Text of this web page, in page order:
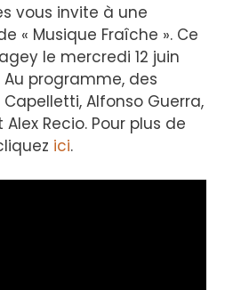
vous invite à une
« Musique Fraîche ». Ce
le mercredi 12 juin
programme, des
Alfonso Guerra,
Recio. Pour plus de
ici.